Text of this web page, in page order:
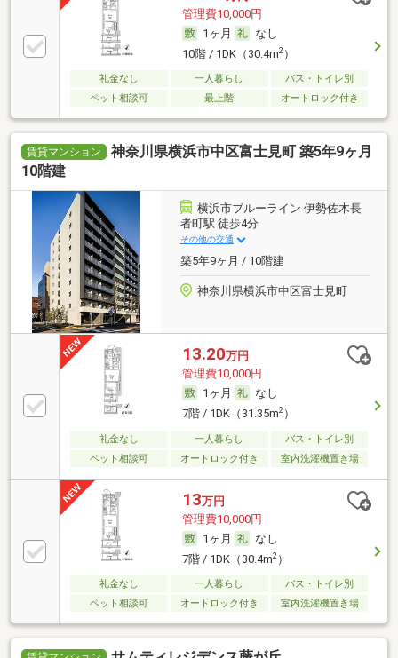
管理費10,000円
1ヶ月
なし
10階 / 1DK（30.4m2）
礼金なし 一人暮らし
バス・トイレ別
ペット相談可
最上階 オートロック付き
賃貸マンション
神奈川県横浜市中区富士見町 築5年9ヶ月
10階建
横浜市ブルーライン 伊勢佐木長
者町駅 徒歩4分
その他の交通
築5年9ヶ月 / 10階建
神奈川県横浜市中区富士見町
13.20万円
管理費10,000円
1ヶ月
なし
7階 / 1DK（31.35m2）
礼金なし 一人暮らし
バス・トイレ別
ペット相談可
オートロック付き 室内洗濯機置き場
13万円
管理費10,000円
1ヶ月
なし
7階 / 1DK（30.4m2）
礼金なし 一人暮らし
バス・トイレ別
ペット相談可
オートロック付き 室内洗濯機置き場